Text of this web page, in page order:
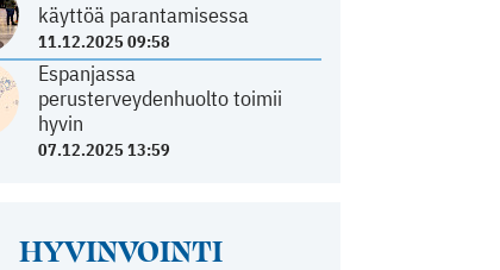
käyttöä parantamisessa
11.12.2025 09:58
Espanjassa
perusterveydenhuolto toimii
hyvin
07.12.2025 13:59
HYVINVOINTI